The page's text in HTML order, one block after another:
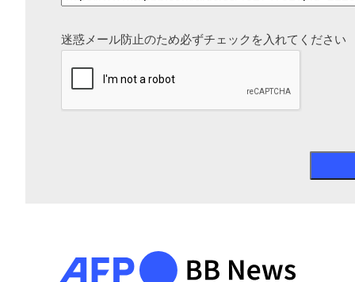
迷惑メール防止のため必ずチェックを入れてください